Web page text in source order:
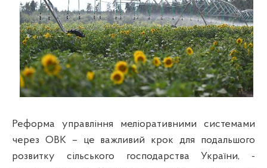
Реформа управління меліоративними системами
через ОВК – це важливий крок для подальшого
розвитку сільського господарства України, -